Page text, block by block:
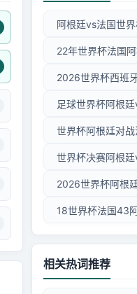
22年世界杯法国
足球世界杯阿根
世界杯阿根廷对
2026世界杯阿根
18世界杯法国43
相关热词推荐